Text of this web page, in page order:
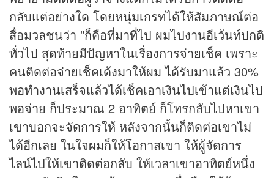
กลับแต่อย่างใด โดยหนุ่มเกรทได้ให้สัมภาษณ์ต่อ
สื่อมวลชนว่า "ก็คือที่มาที่ไป ผมไปงานอีเว้นท์ปกติ
ทั่วไป สุดท้ายมีปัญหาในเรื่องการจ่ายเช็ค เพราะ
คนติดต่อจ่ายเช็คเด้งมาให้ผม ได้รับมาแล้ว 30%
พอทำงานเสร็จแล้วได้เช็คเอาเงินไปเข้าแต่เงินไป
พอจ่าย ก็ประมาณ 2 อาทิตย์ ก็โทรกลับไปหาเขา
เขาบอกจะจัดการให้ หลังจากนั้นก็ติดต่อเขาไม่
ได้อีกเลย ในใจผมก็ให้โอกาสเขา ให้ผู้จัดการ
ไลน์ไปให้เขาติดต่อกลับ ให้เวลาเขาอาทิตย์หนึ่ง